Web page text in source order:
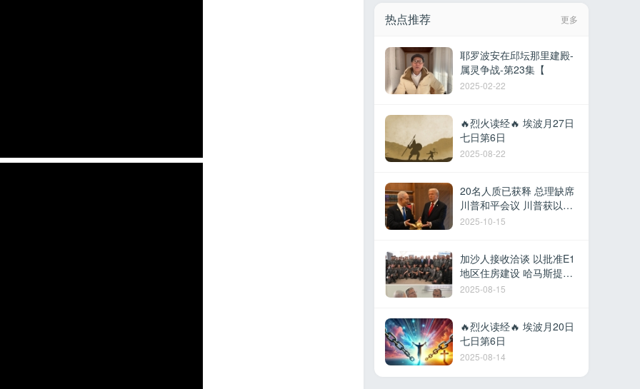
热点推荐 更多
耶罗波安在邱坛那里建殿-
属灵争战-第23集【
2025-02-22
🔥烈火读经🔥 埃波月27日
七日第6日
2025-08-22
20名人质已获释 总理缺席
川普和平会议 川普获以色
列最高荣誉 多国参加沙姆
2025-10-15
加沙人接收洽谈 以批准E1
地区住房建设 哈马斯提议
撤军换取停火 以军在黎建
2025-08-15
🔥烈火读经🔥 埃波月20日
七日第6日
2025-08-14